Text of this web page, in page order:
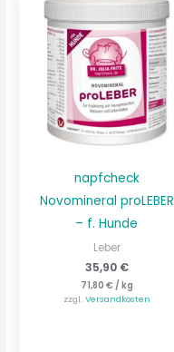
napfcheck
Novomineral proLEBER
– f. Hunde
Leber
35,90 €
71,80 € / kg
zzgl. Versandkosten